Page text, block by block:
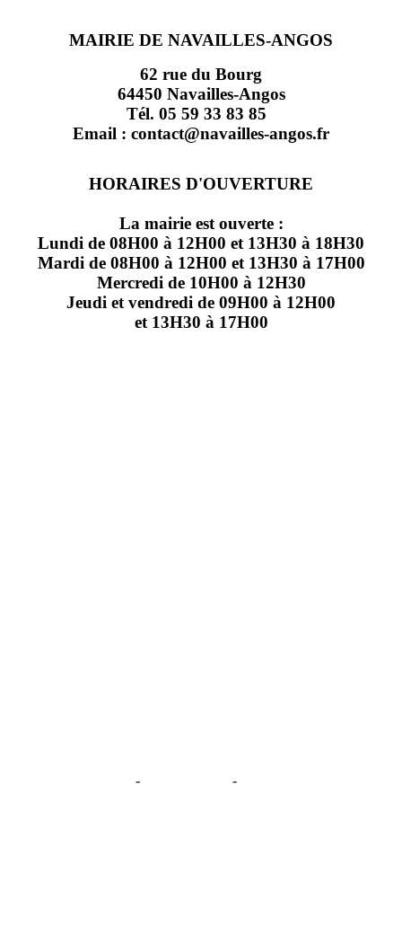
MAIRIE DE NAVAILLES-ANGOS
62 rue du Bourg
64450 Navailles-Angos
Tél. 05 59 33 83 85
Email : contact@navailles-angos.fr
HORAIRES D'OUVERTURE
La mairie est ouverte :
Lundi de 08H00 à 12H00 et 13H30 à 18H30
Mardi de 08H00 à 12H00 et 13H30 à 17H00
Mercredi de 10H00 à 12H30
Jeudi et vendredi de 09H00 à 12H00
et 13H30 à 17H00
- -